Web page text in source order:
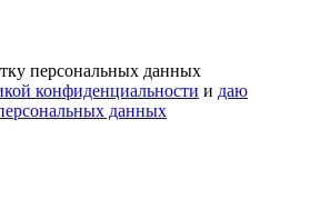
персональных данных
конфиденциальности и даю
данных